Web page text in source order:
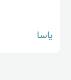
یاسا